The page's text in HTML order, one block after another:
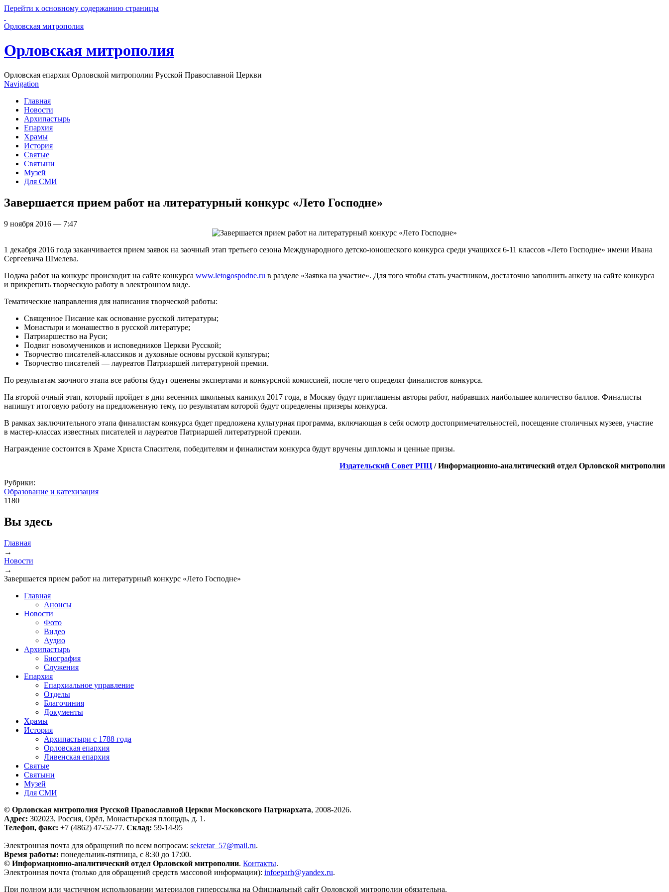
Перейти к основному содержанию страницы
Орловская митрополия
Орловская митрополия
Орловская епархия Орловской митрополии Русской Православной Церкви
Navigation
Главная
Новости
Архипастырь
Епархия
Храмы
История
Святые
Святыни
Музей
Для СМИ
Завершается прием работ на литературный конкурс «Лето Господне»
9 ноября 2016 — 7:47
1 декабря 2016 года заканчивается прием заявок на заочный этап третьего сезона Международного детско-юношеского конкурса среди учащихся 6-11 классов «Лето Господне» имени Ивана
Сергеевича Шмелева.
Подача работ на конкурс происходит на сайте конкурса www.letogospodne.ru в разделе «Заявка на участие». Для того чтобы стать участником, достаточно заполнить анкету на сайте конкурса
и прикрепить творческую работу в электронном виде.
Тематические направления для написания творческой работы:
Священное Писание как основание русской литературы;
Монастыри и монашество в русской литературе;
Патриаршество на Руси;
Подвиг новомучеников и исповедников Церкви Русской;
Творчество писателей-классиков и духовные основы русской культуры;
Творчество писателей — лауреатов Патриаршей литературной премии.
По результатам заочного этапа все работы будут оценены экспертами и конкурсной комиссией, после чего определят финалистов конкурса.
На второй очный этап, который пройдет в дни весенних школьных каникул 2017 года, в Москву будут приглашены авторы работ, набравших наибольшее количество баллов. Финалисты
напишут итоговую работу на предложенную тему, по результатам которой будут определены призеры конкурса.
В рамках заключительного этапа финалистам конкурса будет предложена культурная программа, включающая в себя осмотр достопримечательностей, посещение столичных музеев, участие
в мастер-классах известных писателей и лауреатов Патриаршей литературной премии.
Награждение состоится в Храме Христа Спасителя, победителям и финалистам конкурса будут вручены дипломы и ценные призы.
Издательский Совет РПЦ / Информационно-аналитический отдел Орловской митрополии
Рубрики:
Образование и катехизация
1180
Вы здесь
Главная
→
Новости
→
Завершается прием работ на литературный конкурс «Лето Господне»
Главная
Анонсы
Новости
Фото
Видео
Аудио
Архипастырь
Биография
Служения
Епархия
Епархиальное управление
Отделы
Благочиния
Документы
Храмы
История
Архипастыри с 1788 года
Орловская епархия
Ливенская епархия
Святые
Святыни
Музей
Для СМИ
© Орловская митрополия Русской Православной Церкви Московского Патриархата, 2008-2026.
Адрес: 302023, Россия, Орёл, Монастырская площадь, д. 1.
Телефон, факс: +7 (4862) 47-52-77. Склад: 59-14-95
Электронная почта для обращений по всем вопросам: sekretar_57@mail.ru.
Время работы: понедельник-пятница, с 8:30 до 17:00.
© Информационно-аналитический отдел Орловской митрополии. Контакты.
Электронная почта (только для обращений средств массовой информации): infoeparh@yandex.ru.
При полном или частичном использовании материалов гиперссылка на Официальный сайт Орловской митрополии обязательна.